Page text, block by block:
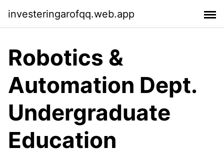
investeringarofqq.web.app
Robotics &
Automation Dept.
Undergraduate
Education